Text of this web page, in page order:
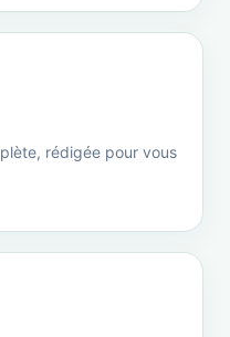
rédigée pour vous